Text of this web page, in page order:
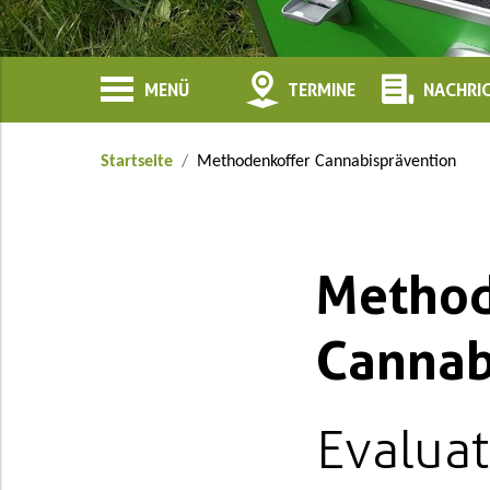
MENÜ TERMINE
Startseite Methodenkoffer Cannabisprävention